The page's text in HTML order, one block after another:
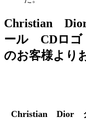
Christian
ール CDロゴ
のお客様より
Christian Dior